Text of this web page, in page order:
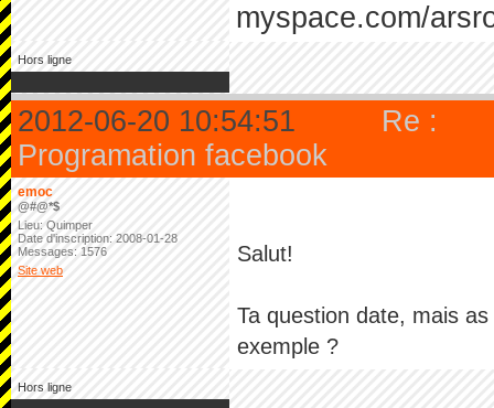
myspace.com/
Hors ligne
2012-06-20 10:54:51
Re :
Programation facebook
emoc
@#@*$
Lieu: Quimper
Date d'inscription: 2008-01-28
Messages: 1576
Site web
Salut!
Ta question date, mais
exemple ?
Hors ligne